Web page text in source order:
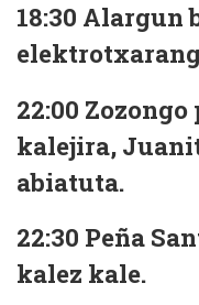
18:30 Alargun
22:00
kalejira,
abiatuta.
22:30 Peña
kalez kale.